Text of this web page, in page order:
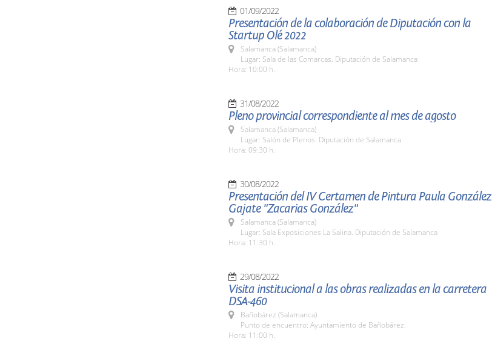
01/09/2022
Presentación de la colaboración de Diputación con la
Startup Olé 2022
Salamanca (Salamanca)
Lugar: Sala de las Comarcas. Diputación de Salamanca
Hora: 10:00 h.
31/08/2022
Pleno provincial correspondiente al mes de agosto
Salamanca (Salamanca)
Lugar: Salón de Plenos. Diputación de Salamanca
Hora: 09:30 h.
30/08/2022
Presentación del IV Certamen de Pintura Paula González
Gajate "Zacarias González"
Salamanca (Salamanca)
Lugar: Sala Exposiciones La Salina. Diputación de Salamanca
Hora: 11:30 h.
29/08/2022
Visita institucional a las obras realizadas en la carretera
DSA-460
Bañobárez (Salamanca)
Punto de encuentro: Ayuntamiento de Bañobárez.
Hora: 11:00 h.